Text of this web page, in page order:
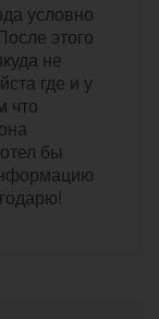
условно
этого
не
где и у
что
бы